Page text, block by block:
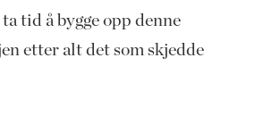
tid å bygge opp denne
etter alt det som skjedde